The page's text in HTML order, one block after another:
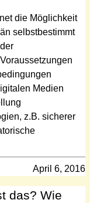
die Möglichkeit
selbstbestimmt
Medien
z.B. sicherer
April 6, 2016
das? Wie